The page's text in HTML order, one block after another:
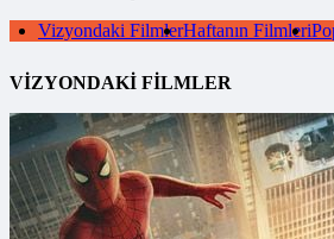
Vizyondaki FilmlerHaftanın Filmleri
VİZYONDAKİ FİLMLER